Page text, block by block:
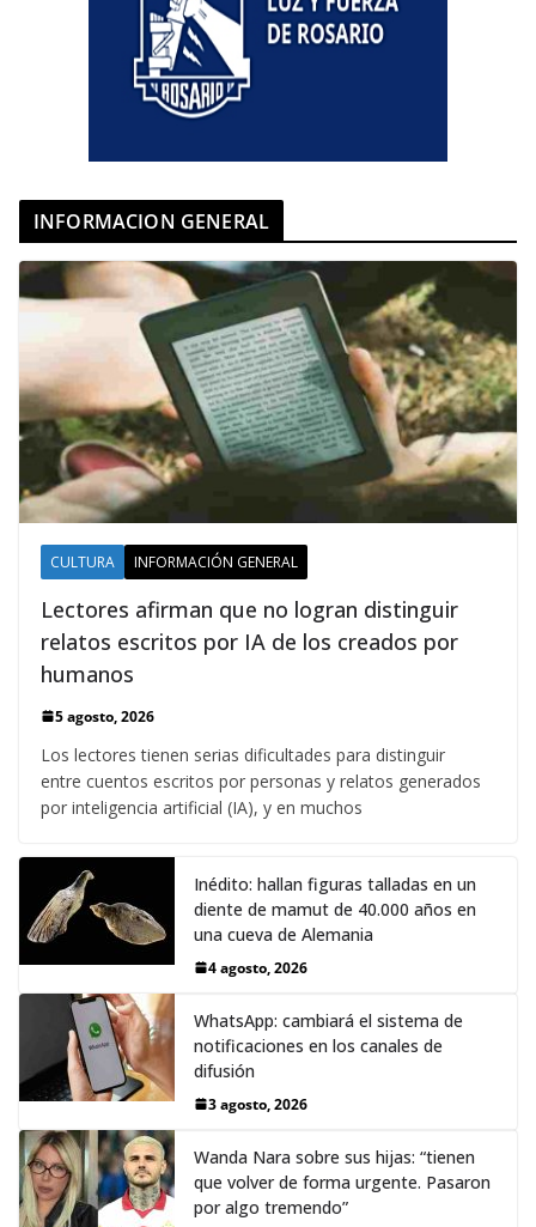
INFORMACION GENERAL
CULTURA INFORMACIÓN GENERAL
Lectores afirman que no logran distinguir
relatos escritos por IA de los creados por
humanos
5 agosto, 2026
Los lectores tienen serias dificultades para distinguir
entre cuentos escritos por personas y relatos generados
por inteligencia artificial (IA), y en muchos
Inédito: hallan figuras talladas en un
diente de mamut de 40.000 años en
una cueva de Alemania
4 agosto, 2026
WhatsApp: cambiará el sistema de
notificaciones en los canales de
difusión
3 agosto, 2026
Wanda Nara sobre sus hijas: “tienen
que volver de forma urgente. Pasaron
por algo tremendo”